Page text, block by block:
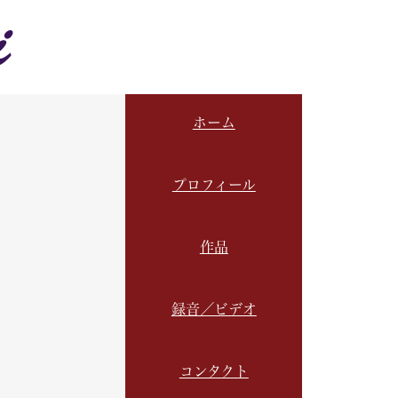
ホーム
プロフィール
作品
録音／ビデオ
コンタクト